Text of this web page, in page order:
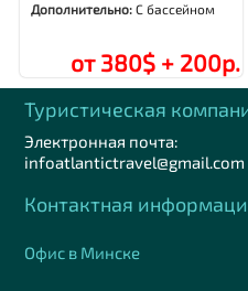
Дополнительно:С бассейном
от 380$ + 200р.
Туристическая
Электронная почта:
infoatlantictravel@gmail.com
Контактная
Офис в Минске